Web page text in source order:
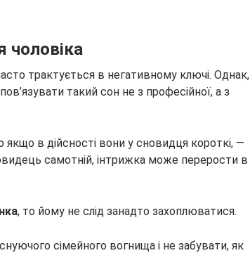
чоловіка
трактується в негативному ключі. Однак,
такий сон не з професійної, а з
в дійсності вони у сновидця короткі, —
самотній, інтрижка може перерости в
, то йому не слід занадто захоплюватися.
сімейного вогнища і не забувати, як